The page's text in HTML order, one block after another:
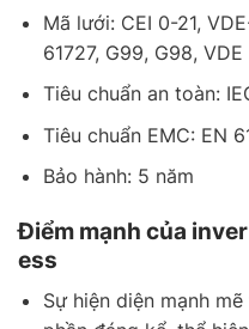
Mã lưới: CEI 0-21,
61727, G99, G98,
Tiêu chuẩn an toàn:
Tiêu chuẩn EMC: EN
Bảo hành: 5 năm
Điểm mạnh của
ess
Sự hiện diện mạnh